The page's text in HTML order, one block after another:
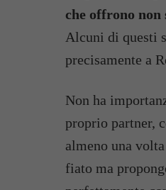
che offrono non
Alcuni di questi
precisamente a
Non ha
proprio partner,
almeno una
fiato ma